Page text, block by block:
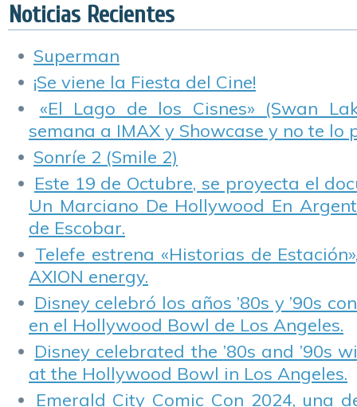
Noticias Recientes
Superman
¡Se viene la Fiesta del Cine!
«El Lago de los Cisnes» (Swan
semana a IMAX y Showcase y no te lo
Sonríe 2 (Smile 2)
Este 19 de Octubre, se proyecta el
Un Marciano De Hollywood En
de Escobar.
Telefe estrena «Historias de
AXION energy.
Disney celebró los años ’80s y ’90s
en el Hollywood Bowl de Los Angeles.
Disney celebrated the ’80s and ’90s
at the Hollywood Bowl in Los Angeles.
Emerald City Comic Con 2024, una